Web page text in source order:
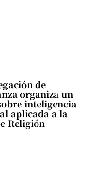
de
organiza un
inteligencia
aplicada a la
Religión